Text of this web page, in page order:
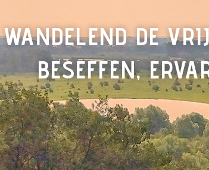
WANDELEND DE
BESEFFEN,